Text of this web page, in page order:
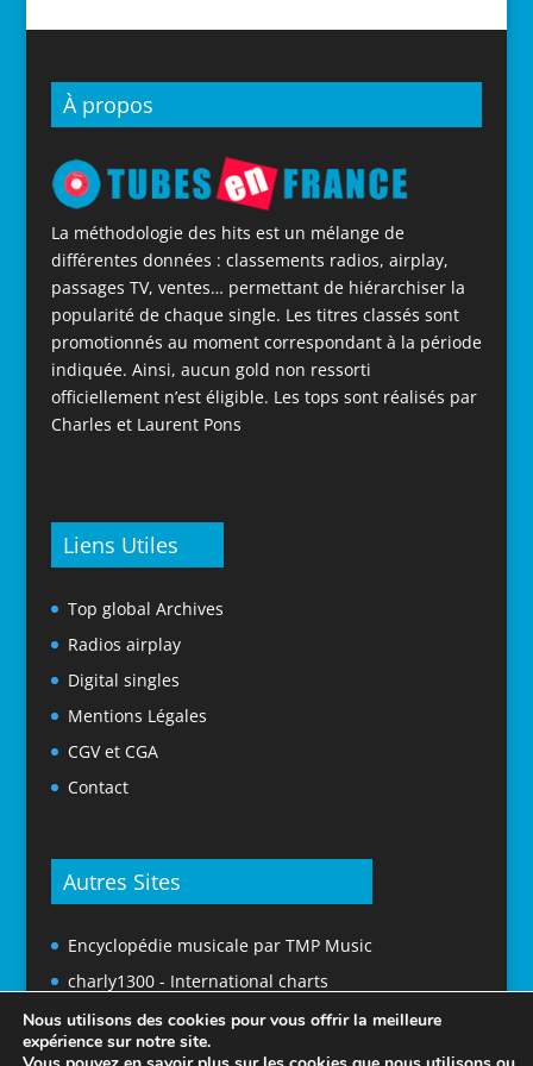
À propos
La méthodologie des hits est un mélange de
différentes données : classements radios, airplay,
passages TV, ventes… permettant de hiérarchiser la
popularité de chaque single. Les titres classés sont
promotionnés au moment correspondant à la période
indiquée. Ainsi, aucun gold non ressorti
officiellement n’est éligible. Les tops sont réalisés par
Charles et Laurent Pons
Liens Utiles
Top global Archives
Radios airplay
Digital singles
Mentions Légales
CGV et CGA
Contact
Autres Sites
Encyclopédie musicale par TMP Music
charly1300 - International charts
Nous utilisons des cookies pour vous offrir la meilleure
expérience sur notre site.